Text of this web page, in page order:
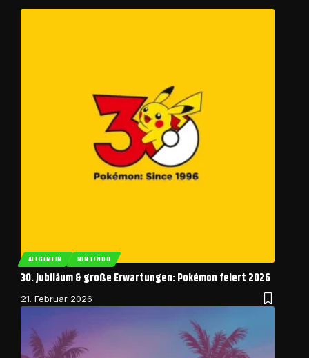
ALLGEMEIN NINTENDO
30. Jubiläum & große Erwartungen: Pokémon feiert 2026
21. Februar 2026